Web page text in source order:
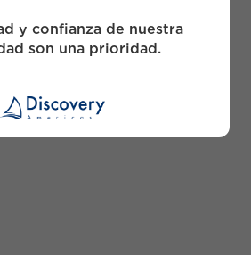
y confianza de nuestra
son una prioridad.